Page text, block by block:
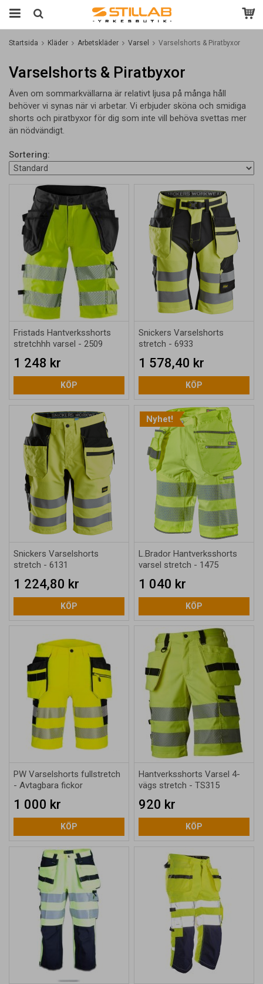
Startsida Kläder Arbetskläder Varsel Varselshorts & Piratbyxor
Varselshorts & Piratbyxor
Även om sommarkvällarna är relativt ljusa på många håll
behöver vi synas när vi arbetar. Vi erbjuder sköna och smidiga
shorts och piratbyxor för dig som inte vill behöva svettas mer
än nödvändigt.
Sortering:
Fristads Hantverksshorts
stretchhh varsel - 2509
1 248 kr
KÖP
Snickers Varselshorts
stretch - 6933
1 578,40 kr
KÖP
Snickers Varselshorts
stretch - 6131
1 224,80 kr
KÖP
Nyhet!
L.Brador Hantverksshorts
varsel stretch - 1475
1 040 kr
KÖP
PW Varselshorts fullstretch
- Avtagbara fickor
1 000 kr
KÖP
Hantverksshorts Varsel 4-
vägs stretch - TS315
920 kr
KÖP